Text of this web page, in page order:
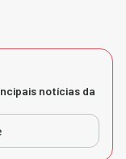
notícias da